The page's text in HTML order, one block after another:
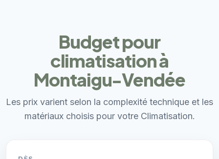
Budget pour
climatisation à
Montaigu-Vendée
Les prix varient selon la complexité technique et les
matériaux choisis pour votre Climatisation.